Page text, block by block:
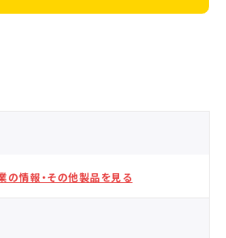
の情報・その他製品を見る